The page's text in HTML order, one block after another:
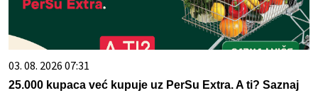
03. 08. 2026 07:31
25.000 kupaca već kupuje uz PerSu Extra. A ti? Saznaj